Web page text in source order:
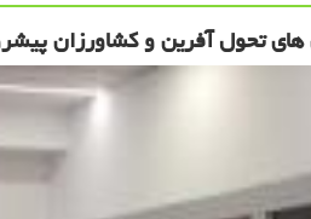
تحول آفرین و کشاورزان